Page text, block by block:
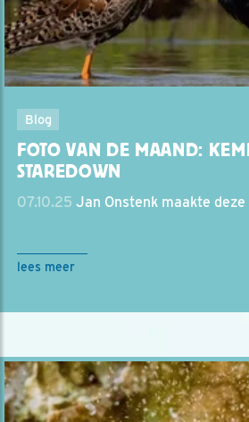
Blog
FOTO VAN DE MAAND:
STAREDOWN
07.10.25 Jan Onstenk maakte
lees meer